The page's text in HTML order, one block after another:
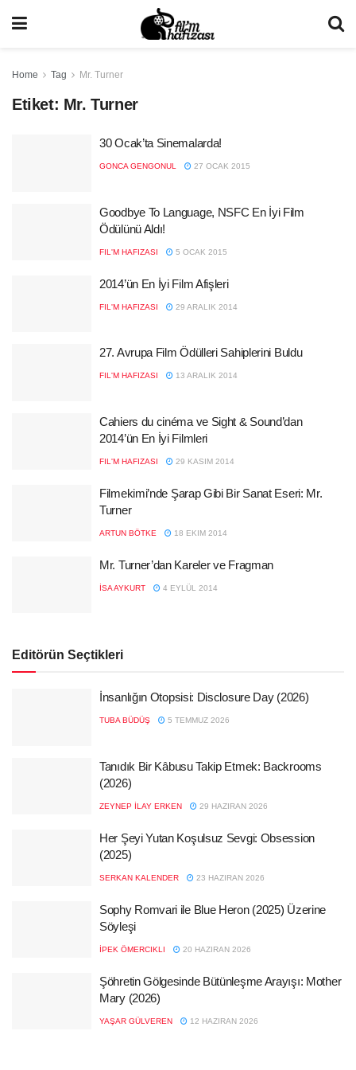
Home Tag Mr. Turner
Etiket: Mr. Turner
30 Ocak’ta Sinemalarda!
GONCA GENGONUL 27 OCAK 2015
Goodbye To Language, NSFC En İyi Film
Ödülünü Aldı!
FIL'M HAFIZASI 5 OCAK 2015
2014’ün En İyi Film Afişleri
FIL'M HAFIZASI 29 ARALIK 2014
27. Avrupa Film Ödülleri Sahiplerini Buldu
FIL'M HAFIZASI 13 ARALIK 2014
Cahiers du cinéma ve Sight & Sound’dan
2014’ün En İyi Filmleri
FIL'M HAFIZASI 29 KASIM 2014
Filmekimi’nde Şarap Gibi Bir Sanat Eseri: Mr.
Turner
ARTUN BÖTKE 18 EKIM 2014
Mr. Turner’dan Kareler ve Fragman
İSA AYKURT 4 EYLÜL 2014
Editörün Seçtikleri
İnsanlığın Otopsisi: Disclosure Day (2026)
TUBA BÜDÜŞ 5 TEMMUZ 2026
Tanıdık Bir Kâbusu Takip Etmek: Backrooms
(2026)
ZEYNEP İLAY ERKEN 29 HAZIRAN 2026
Her Şeyi Yutan Koşulsuz Sevgi: Obsession
(2025)
SERKAN KALENDER 23 HAZIRAN 2026
Sophy Romvari ile Blue Heron (2025) Üzerine
Söyleşi
İPEK ÖMERCIKLI 20 HAZIRAN 2026
Şöhretin Gölgesinde Bütünleşme Arayışı: Mother
Mary (2026)
YAŞAR GÜLVEREN 12 HAZIRAN 2026